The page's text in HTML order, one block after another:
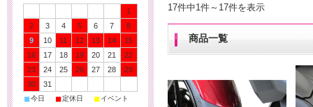
17件中1件～17件を表示
商品一覧
1
2
3 4 5 6 7
8
9
10 11 12 13 14
15
16
17 18 19 20 21
22
23
24 25 26 27 28
29
30
31
■今日 ■定休日 ■ イベント